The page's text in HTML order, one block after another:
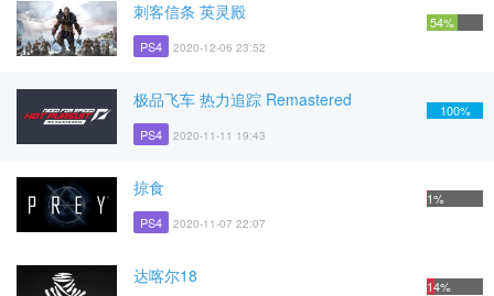
刺客信条 英灵殿
PS4 2020-12-06 23:52
54%
极品飞车 热力追踪 Remastered
PS4 2020-11-11 19:43
100%
掠食
PS4 2020-11-07 22:07
1%
达喀尔18 14%